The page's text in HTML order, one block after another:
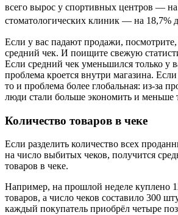
всего вырос у спортивных центров —
стоматологических клиник ― на 18,7%
Если у вас падают продажи,
средний чек. И поищите свежую
Если средний чек уменьшился только у
проблема кроется внутри магазина.
то и проблема более глобальная: из-за
люди стали больше экономить и меньше
Количество товаров в чеке
Если разделить количество всех
на число выбитых чеков, получится
товаров в чеке.
Например, на прошлой неделе куплено
товаров, а число чеков составило 300
каждый покупатель приобрёл четыре